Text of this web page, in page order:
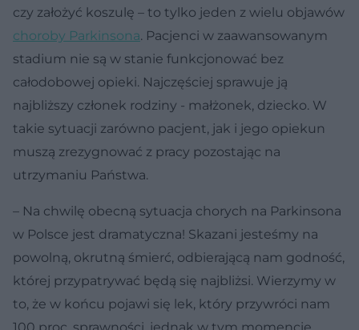
czy założyć koszulę – to tylko jeden z wielu objawów
choroby Parkinsona. Pacjenci w zaawansowanym
stadium nie są w stanie funkcjonować bez
całodobowej opieki. Najczęściej sprawuje ją
najbliższy członek rodziny - małżonek, dziecko. W
takie sytuacji zarówno pacjent, jak i jego opiekun
muszą zrezygnować z pracy pozostając na
utrzymaniu Państwa.
– Na chwilę obecną sytuacja chorych na Parkinsona
w Polsce jest dramatyczna! Skazani jesteśmy na
powolną, okrutną śmierć, odbierającą nam godność,
której przypatrywać będą się najbliżsi. Wierzymy w
to, że w końcu pojawi się lek, który przywróci nam
100 proc. sprawności, jednak w tym momencie